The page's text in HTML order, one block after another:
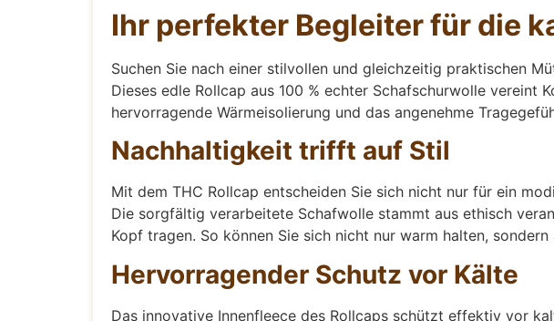
Ihr perfekter Begleiter für die
Suchen Sie nach einer stilvollen und gleichzeitig praktischen
Dieses edle Rollcap aus 100 % echter Schafschurwolle vereint
hervorragende Wärmeisolierung und das angenehme
Nachhaltigkeit trifft auf Stil
Mit dem THC Rollcap entscheiden Sie sich nicht nur für ein
Die sorgfältig verarbeitete Schafwolle stammt aus ethisch
Kopf tragen. So können Sie sich nicht nur warm halten,
Hervorragender Schutz vor Kälte
Das innovative Innenfleece des Rollcaps schützt effektiv vor